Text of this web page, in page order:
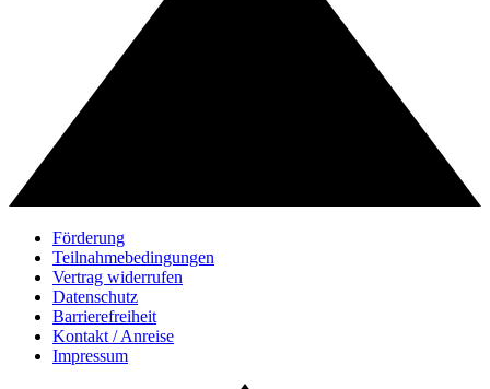
Förderung
Teilnahmebedingungen
Vertrag widerrufen
Datenschutz
Barrierefreiheit
Kontakt / Anreise
Impressum